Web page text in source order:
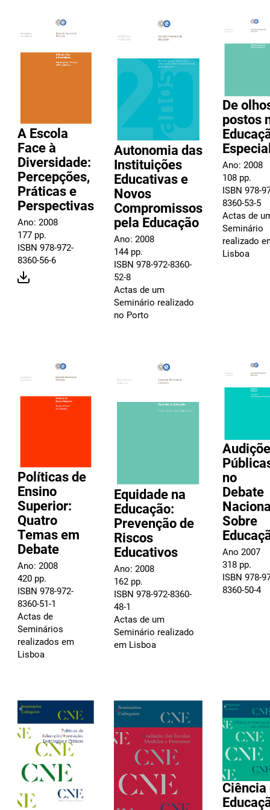
A Escola
Face à
Diversidade:
Percepções,
Práticas e
Perspectivas
Ano: 2008
177 pp.
ISBN 978-972-
8360-56-6
Autonomia das
Instituições
Educativas e
Novos
Compromissos
pela Educação
Ano: 2008
144 pp.
ISBN 978-972-8360-
52-8
Actas de um
Seminário realizado
no Porto
De
postos
Ano: 2008
108 pp.
ISBN 978-
8360-53-5
Actas de
Seminário
realizado
Lisboa
Políticas de
Ensino
Superior:
Quatro
Temas em
Debate
Ano: 2008
420 pp.
ISBN 978-972-
8360-51-1
Actas de
Seminários
realizados em
Lisboa
Equidade na
Educação:
Prevenção de
Riscos
Educativos
Ano: 2008
162 pp.
ISBN 978-972-8360-
48-1
Actas de um
Seminário realizado
em Lisboa
no
Debate
Sobre
Ano 2007
318 pp.
ISBN 978-
8360-50-4
Ciência